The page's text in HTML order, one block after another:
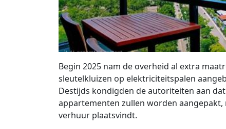
Begin 2025 nam de overheid al extra
sleutelkluizen op elektriciteitspalen
Destijds kondigden de autoriteiten aan
appartementen zullen worden
verhuur plaatsvindt.